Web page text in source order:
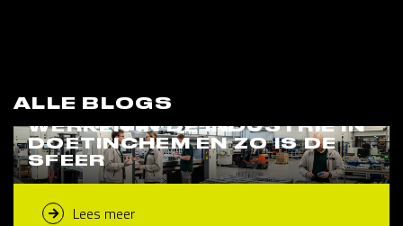
ALLE BLOGS
WERKEN IN DE INDUSTRIE IN
DOETINCHEM EN ZO IS DE
SFEER
Lees meer